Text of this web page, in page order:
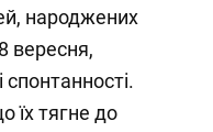
народжених
вересня,
спонтанності.
їх тягне до